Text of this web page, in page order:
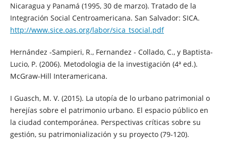
Nicaragua y Panamá (1995, 30 de marzo). Tratado de la
Integración Social Centroamericana. San Salvador: SICA.
http://www.sice.oas.org/labor/sica_tsocial.pdf
Hernández -Sampieri, R., Fernandez - Collado, C., y Baptista-
Lucio, P. (2006). Metodologia de la investigación (4ª ed.).
McGraw-Hill Interamericana.
I Guasch, M. V. (2015). La utopía de lo urbano patrimonial o
herejías sobre el patrimonio urbano. El espacio público en
la ciudad contemporánea. Perspectivas críticas sobre su
gestión, su patrimonialización y su proyecto (79-120).